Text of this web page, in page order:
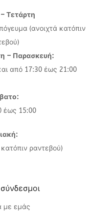
Τετάρτη
(ανοιχτά κατόπιν
– Παρασκευή:
από 17:30 έως 21:00
έως 15:00
ραντεβού)
με εμάς